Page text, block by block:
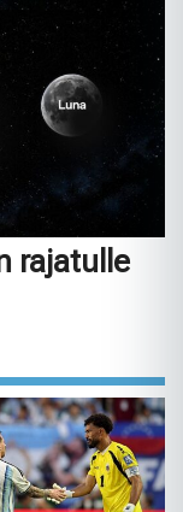
rajatulle